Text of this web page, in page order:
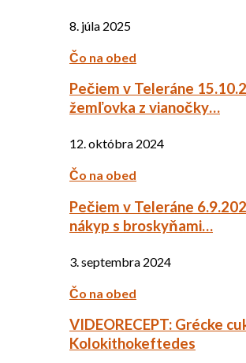
8. júla 2025
Čo na obed
Pečiem v Teleráne
žemľovka z vianočky…
12. októbra 2024
Čo na obed
Pečiem v Teleráne
nákyp s broskyňami…
3. septembra 2024
Čo na obed
VIDEORECEPT: Grécke
Kolokithokeftedes